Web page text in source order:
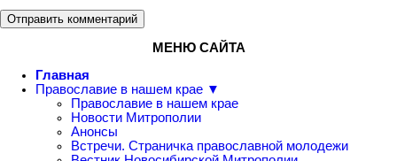
Отправить комментарий
МЕНЮ САЙТА
Главная
Православие в нашем крае ▼
Православие в нашем крае
Новости Митрополии
Анонсы
Встречи. Страничка православной молодежи